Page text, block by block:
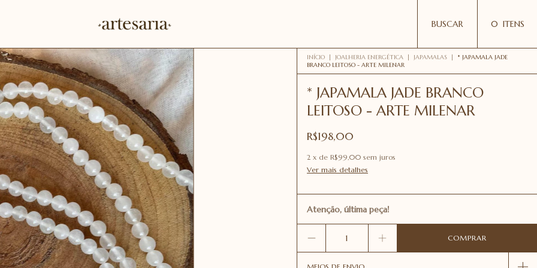
BUSCAR 0 ITENS
INÍCIO | JOALHERIA ENERGÉTICA | JAPAMALAS |
* JAPAMALA JADE
BRANCO LEITOSO - ARTE MILENAR
* JAPAMALA JADE BRANCO
LEITOSO - ARTE MILENAR
R$198,00
2 x de R$99,00 sem juros
Ver mais detalhes
Atenção, última peça!